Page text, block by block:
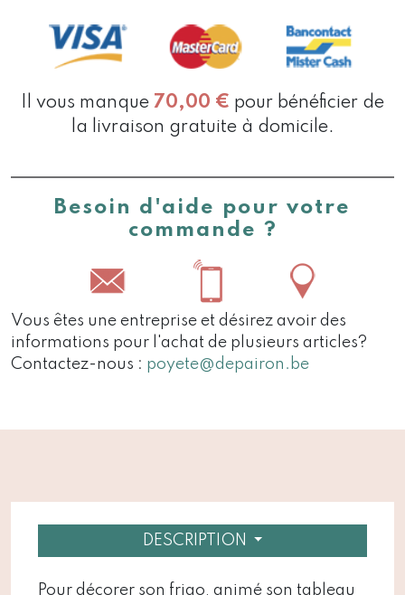
Il vous manque 70,00 € pour bénéficier de
la livraison gratuite à domicile.
Besoin d'aide pour votre
commande ?
Vous êtes une entreprise et désirez avoir des
informations pour l'achat de plusieurs articles?
Contactez-nous : poyete@depairon.be
DESCRIPTION
Pour décorer son frigo, animé son tableau